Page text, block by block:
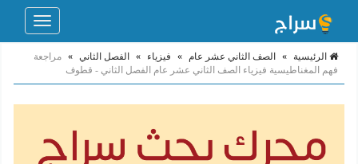
Toggle
الرئيسية » الصف الثاني عشر عام » فيزياء » الفصل الثاني » مراجعة
فهم المغناطيسية فيزياء الصف الثاني عشر عام الفصل الثاني - قطوف